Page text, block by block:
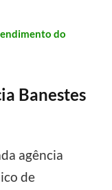
do
Banestes
agência
de